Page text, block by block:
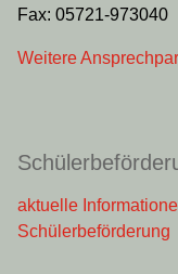
Fax: 05721-973040
Weitere
aktuelle
Schülerbeförderung